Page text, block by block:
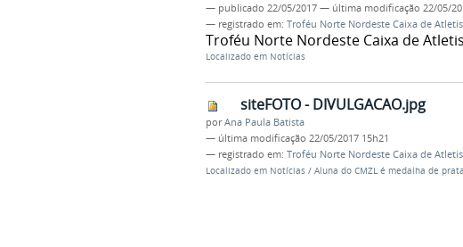
— publicado 22/05/2017 — última modificação 22/05/
— registrado em: Troféu Norte Nordeste Caixa de
Troféu Norte Nordeste Caixa de
Localizado em Notícias
siteFOTO - DIVULGACAO.jpg
porAna Paula Batista
— última modificação 22/05/2017 15h21
— registrado em: Troféu Norte Nordeste Caixa de
Localizado em Notícias / Aluna do CMZL é medalha de